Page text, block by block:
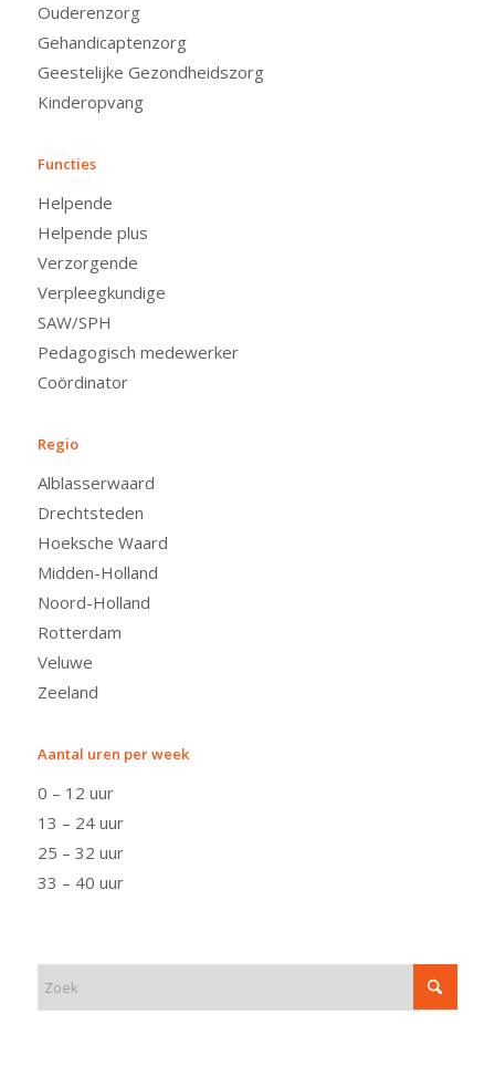
Ouderenzorg
Gehandicaptenzorg
Geestelijke Gezondheidszorg
Kinderopvang
Functies
Helpende
Helpende plus
Verzorgende
Verpleegkundige
SAW/SPH
Pedagogisch medewerker
Coördinator
Regio
Alblasserwaard
Drechtsteden
Hoeksche Waard
Midden-Holland
Noord-Holland
Rotterdam
Veluwe
Zeeland
Aantal uren per week
0 – 12 uur
13 – 24 uur
25 – 32 uur
33 – 40 uur